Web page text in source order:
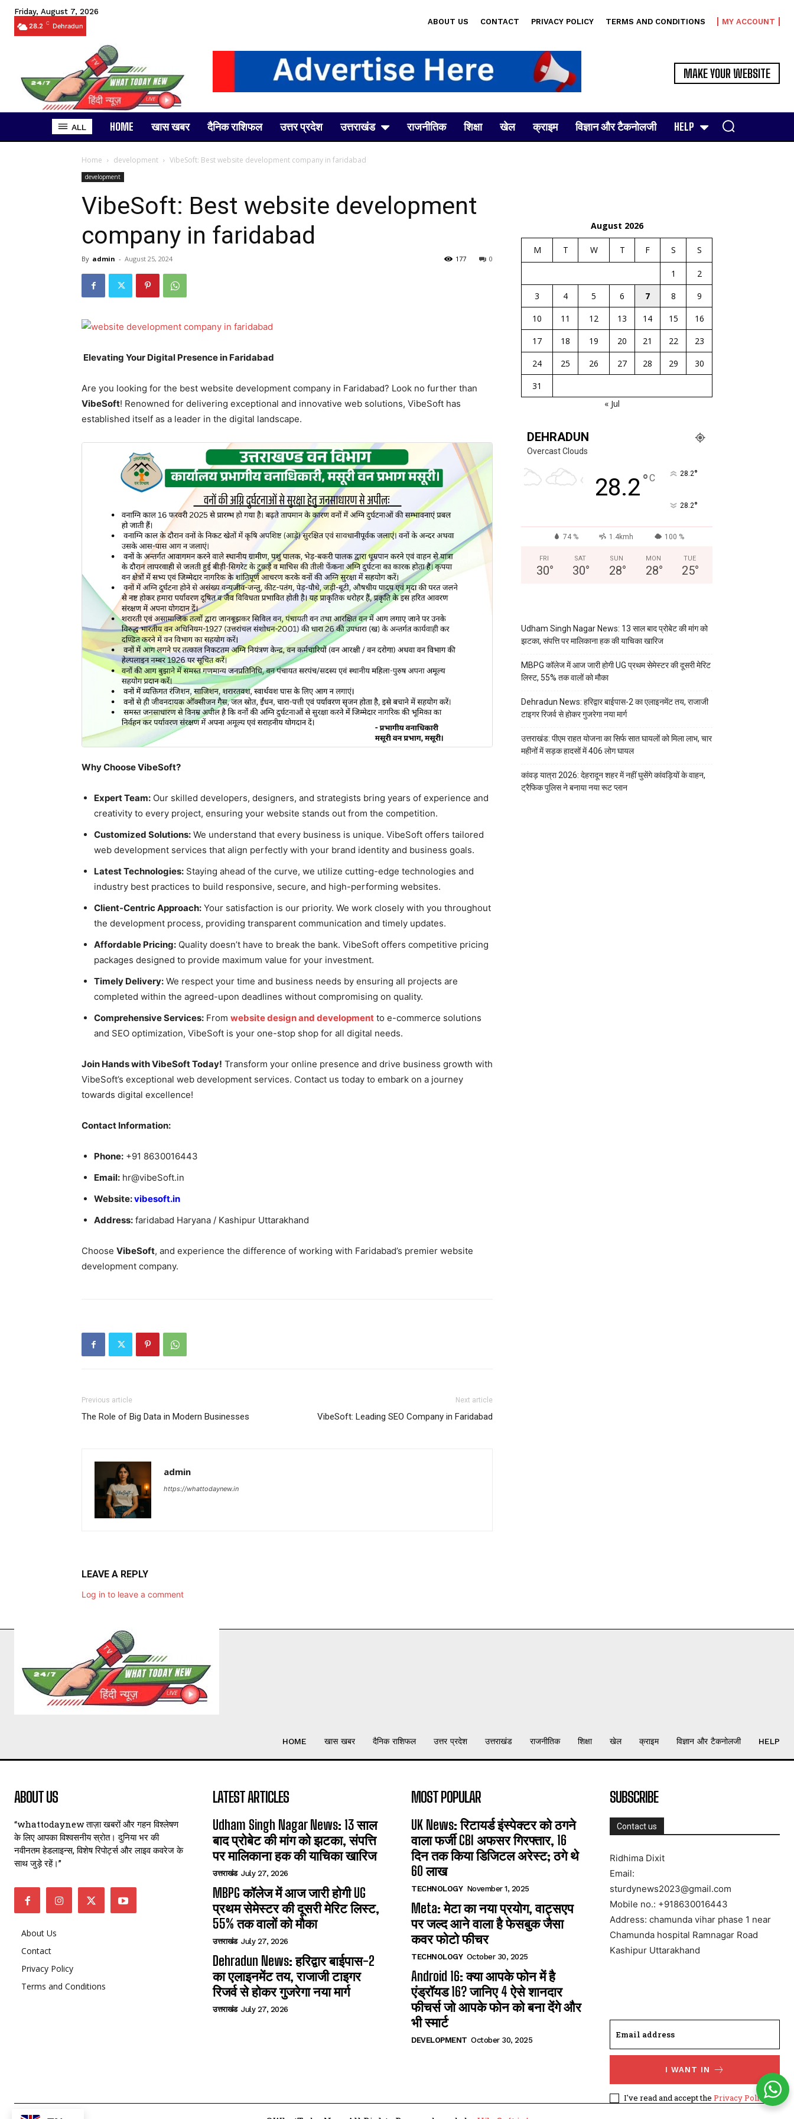
Friday, August 7, 2026
28.2 C Dehradun ABOUT US CONTACT PRIVACY POLICY TERMS AND CONDITIONS MY ACCOUNT
MAKE YOUR WEBSITE
ALL HOME खास खबर दैनिक राशिफल उत्तर प्रदेश उत्तराखंड राजनीतिक शिक्षा खेल क्राइम विज्ञान और टैकनोलजी HELP
Home development VibeSoft: Best website development company in faridabad
development
VibeSoft: Best website development
company in faridabad
By admin - August 25, 2024 0
177
Elevating Your Digital Presence in Faridabad
Are you looking for the best website development company in Faridabad? Look no further than
VibeSoft! Renowned for delivering exceptional and innovative web solutions, VibeSoft has
established itself as a leader in the digital landscape.
Why Choose VibeSoft?
Expert Team: Our skilled developers, designers, and strategists bring years of experience and
creativity to every project, ensuring your website stands out from the competition.
Customized Solutions: We understand that every business is unique. VibeSoft offers tailored
web development services that align perfectly with your brand identity and business goals.
Latest Technologies: Staying ahead of the curve, we utilize cutting-edge technologies and
industry best practices to build responsive, secure, and high-performing websites.
Client-Centric Approach: Your satisfaction is our priority. We work closely with you throughout
the development process, providing transparent communication and timely updates.
Affordable Pricing: Quality doesn’t have to break the bank. VibeSoft offers competitive pricing
packages designed to provide maximum value for your investment.
Timely Delivery: We respect your time and business needs by ensuring all projects are
completed within the agreed-upon deadlines without compromising on quality.
Comprehensive Services: From website design and development to e-commerce solutions
and SEO optimization, VibeSoft is your one-stop shop for all digital needs.
Join Hands with VibeSoft Today! Transform your online presence and drive business growth with
VibeSoft’s exceptional web development services. Contact us today to embark on a journey
towards digital excellence!
Contact Information:
Phone: +91 8630016443
Email: hr@vibeSoft.in
Website:vibesoft.in
Address: faridabad Haryana / Kashipur Uttarakhand
Choose VibeSoft, and experience the difference of working with Faridabad’s premier website
development company.
Previous article
The Role of Big Data in Modern Businesses
Next article
VibeSoft: Leading SEO Company in Faridabad
admin
https://whattodaynew.in
LEAVE A REPLY
Log in to leave a comment
August 2026
M T W T F S S
1
2
3
4 5 6 7 8
9
10
11 12 13 14 15
16
17
18 19 20 21 22
23
24
25 26 27 28 29
30
31
« Jul
DEHRADUN
Overcast Clouds
28.2°C 28.2°
28.2°
74 % 1.4kmh 100 %
FRI
30°
SAT
30°
SUN
28°
MON
28°
TUE
25°
Udham Singh Nagar News: 13 साल बाद प्रोबेट की मांग को
झटका, संपत्ति पर मालिकाना हक की याचिका खारिज
MBPG कॉलेज में आज जारी होगी UG प्रथम सेमेस्टर की दूसरी मेरिट
लिस्ट, 55% तक वालों को मौका
Dehradun News: हरिद्वार बाईपास-2 का एलाइनमेंट तय, राजाजी
टाइगर रिजर्व से होकर गुजरेगा नया मार्ग
उत्तराखंड: पीएम राहत योजना का सिर्फ सात घायलों को मिला लाभ, चार
महीनों में सड़क हादसों में 406 लोग घायल
कांवड़ यात्रा 2026: देहरादून शहर में नहीं घुसेंगे कांवड़ियों के वाहन,
ट्रैफिक पुलिस ने बनाया नया रूट प्लान
HOME खास खबर दैनिक राशिफल उत्तर प्रदेश उत्तराखंड राजनीतिक शिक्षा खेल क्राइम विज्ञान और टैकनोलजी HELP
ABOUT US
“whattodaynew ताज़ा खबरों और गहन विश्लेषण
के लिए आपका विश्वसनीय स्रोत। दुनिया भर की
नवीनतम हेडलाइन्स, विशेष रिपोर्ट्स और लाइव कवरेज के
साथ जुड़े रहें।”
About Us
Contact
Privacy Policy
Terms and Conditions
LATEST ARTICLES
Udham Singh Nagar News: 13 साल
बाद प्रोबेट की मांग को झटका, संपत्ति
पर मालिकाना हक की याचिका खारिज
उत्तराखंड July 27, 2026
MBPG कॉलेज में आज जारी होगी UG
प्रथम सेमेस्टर की दूसरी मेरिट लिस्ट,
55% तक वालों को मौका
उत्तराखंड July 27, 2026
Dehradun News: हरिद्वार बाईपास-2
का एलाइनमेंट तय, राजाजी टाइगर
रिजर्व से होकर गुजरेगा नया मार्ग
उत्तराखंड July 27, 2026
MOST POPULAR
UK News: रिटायर्ड इंस्पेक्टर को ठगने
वाला फर्जी CBI अफसर गिरफ्तार, 16
दिन तक किया डिजिटल अरेस्ट; ठगे थे
60 लाख
TECHNOLOGY November 1, 2025
Meta: मेटा का नया प्रयोग, वाट्सएप
पर जल्द आने वाला है फेसबुक जैसा
कवर फोटो फीचर
TECHNOLOGY October 30, 2025
Android 16: क्या आपके फोन में है
एंड्रॉयड 16? जानिए 4 ऐसे शानदार
फीचर्स जो आपके फोन को बना देंगे और
भी स्मार्ट
DEVELOPMENT October 30, 2025
SUBSCRIBE
Contact us
Ridhima Dixit
Email:
sturdynews2023@gmail.com
Mobile no.: +918630016443
Address: chamunda vihar phase 1 near
Chamunda hospital Ramnagar Road
Kashipur Uttarakhand
I WANT IN
I've read and accept the Privacy Policy.